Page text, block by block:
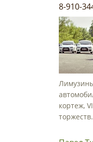
8-910-
кортеж,
торжеств.